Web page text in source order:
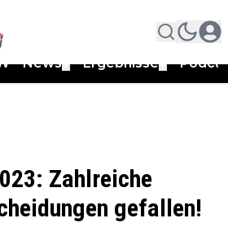
News Ergebnisse
Zahlreiche
gefallen!